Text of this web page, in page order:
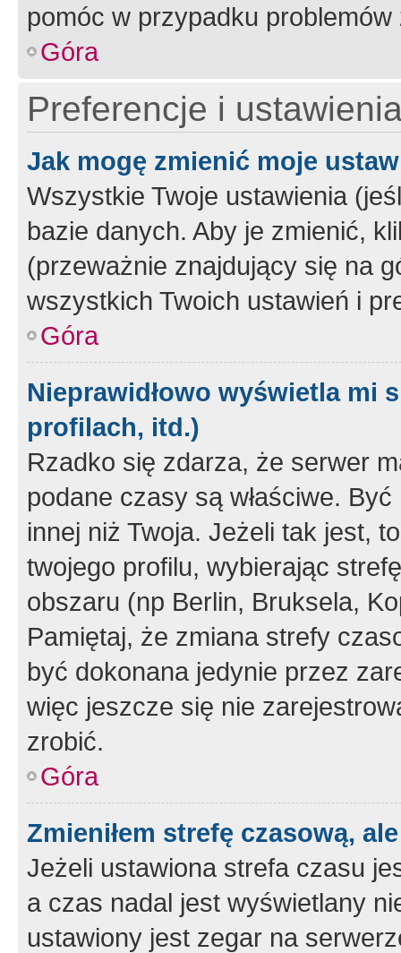
pomóc w przypadku
Góra
Preferencje i
Jak mogę zmienić moje
Wszystkie Twoje ustawienia
bazie danych. Aby je zmienić,
(przeważnie znajdujący się na
wszystkich Twoich ustawień i
Góra
Nieprawidłowo wyświetla mi
profilach, itd.)
Rzadko się zdarza, że serwer
podane czasy są właściwe.
innej niż Twoja. Jeżeli tak jest,
twojego profilu, wybierając
obszaru (np Berlin, Bruksela,
Pamiętaj, że zmiana strefy
być dokonana jedynie przez
więc jeszcze się nie
zrobić.
Góra
Zmieniłem strefę czasową,
Jeżeli ustawiona strefa czasu
a czas nadal jest wyświetlany
ustawiony jest zegar na